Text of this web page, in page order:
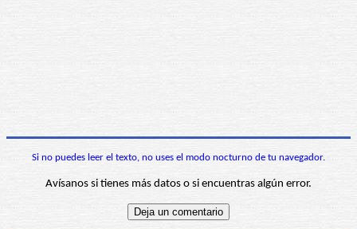
Si no puedes leer el texto, no uses el modo nocturno de tu navegador.
Avísanos si tienes más datos o si encuentras algún error.